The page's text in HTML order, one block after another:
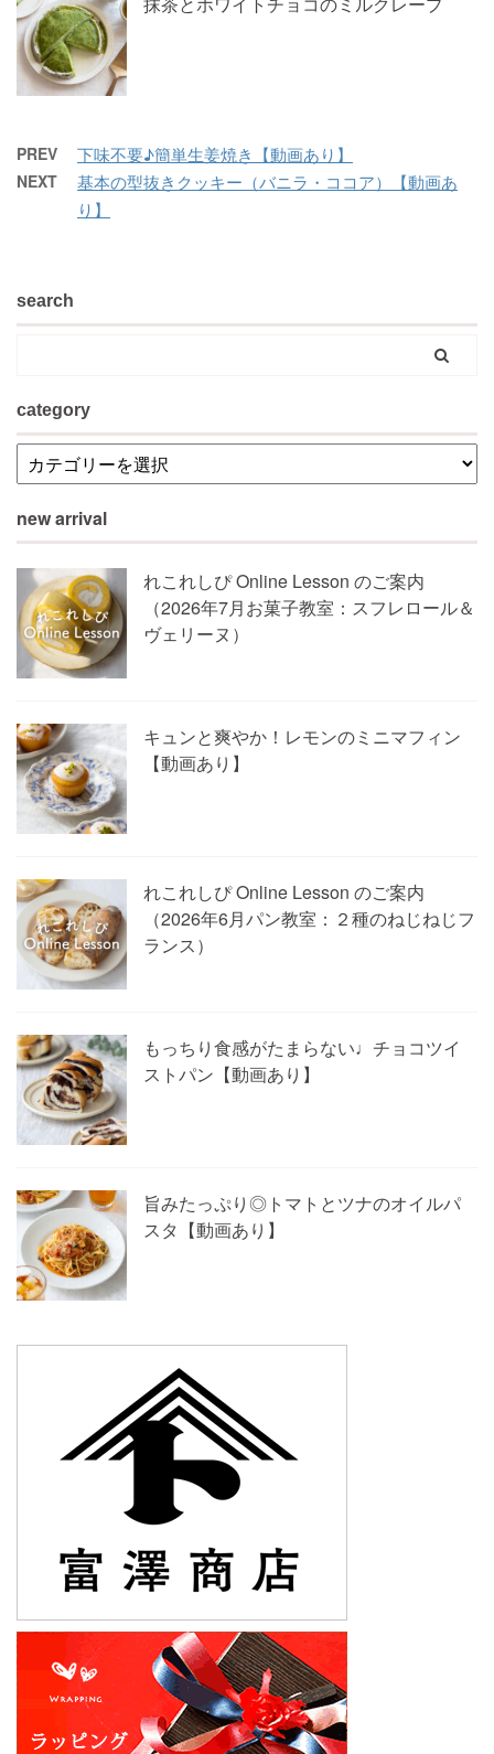
PREV 下味不要♪簡単生姜焼き【動画あり】
NEXT
基本の型抜きクッキー（バニラ・ココア）【動画あ
り】
search
category
new arrival
れこれしぴ Online Lesson のご案内
（2026年7月お菓子教室：スフレロール＆
ヴェリーヌ）
キュンと爽やか！レモンのミニマフィン
【動画あり】
れこれしぴ Online Lesson のご案内
（2026年6月パン教室：２種のねじねじフ
ランス）
もっちり食感がたまらない♩チョコツイ
ストパン【動画あり】
旨みたっぷり◎トマトとツナのオイルパ
スタ【動画あり】